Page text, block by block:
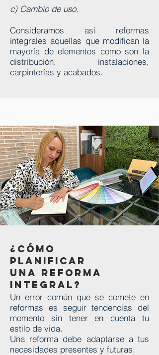
c) Cambio de uso.
Consideramos así reformas
integrales aquellas que modifican la
mayoría de elementos como son la
distribución, instalaciones,
carpinterías y acabados.
¿Cómo
planificar
una reforma
integral?
Un error común que se comete en
reformas es seguir tendencias del
momento sin tener en cuenta tu
estilo de vida.
Una reforma debe adaptarse a tus
necesidades presentes y futuras.